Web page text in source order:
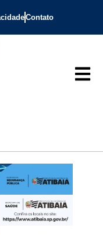
Contato